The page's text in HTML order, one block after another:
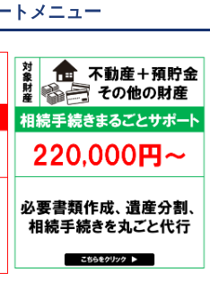
トメニュー